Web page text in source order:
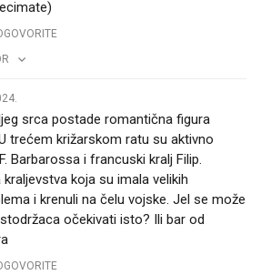
srca postade romantična figura
trećem križarskom ratu su aktivno
Barbarossa i francuski kralj Filip.
koja su imala velikih
i krenuli na čelu vojske. Jel se može
očekivati isto? Ili bar od